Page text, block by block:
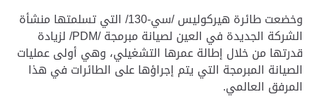
وخضعت طائرة هيركوليس /سي-130/ التي تسلمتها منشأة
الشركة الجديدة في العين لصيانة مبرمجة/PDM/لزيادة
قدرتها من خلال إطالة عمرها التشغيلي، وهي أولى عمليات
الصيانة المبرمجة التي يتم إجراؤها على الطائرات في هذا
المرفق العالمي.